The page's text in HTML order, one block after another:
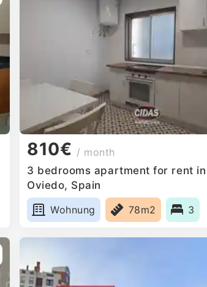
810€ / month
3 bedrooms apartment for rent in
Oviedo, Spain
Wohnung
78m2 3